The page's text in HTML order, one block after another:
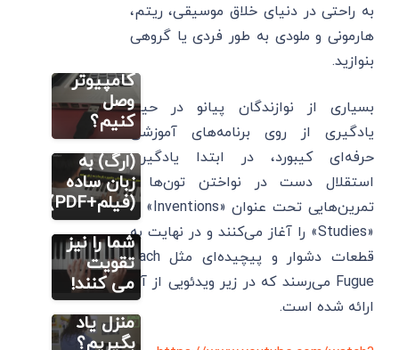
به راحتی در دنیای خلاق موسیقی، ریتم،
هارمونی و ملودی به طور فردی یا گروهی
بنوازید.
بسیاری از نوازندگان پیانو در حین
یادگیری از روی برنامه‌های آموزشی
حرفه‌ای کیبورد، در ابتدا یادگیری
استقلال دست در نواختن تون‌ها و
تمرین‌هایی تحت عنوان «Inventions» یا
«Studies» را آغاز می‌کنند و در نهایت به
قطعات دشوار و پیچیده‌ای مثل Bach
Fugue می‌رسند که در زیر ویدئویی از آن
ارائه شده است.
پیانو/
کیبورد را
کامپیوتر
وصل
کنیم؟
۲۹درس
صفر تا صد
نوازندگی
کیبورد
(ارگ) به
زبان ساده
(فیلم+PDF)
مطالب
آموزشی ارگ یا
کیبورد
4 تمرین
مؤثر ساز
کیبورد که
احساس
شما را نیز
تقویت
می کنند!
مطالب
آموزشی ارگ یا
کیبورد
چطور ساز
کیبورد را
به‌ طور
اصولی در
منزل یاد
بگیریم؟
مطالب
آموزشی ارگ یا
مطالب
آموزشی ارگ یا
کیبورد